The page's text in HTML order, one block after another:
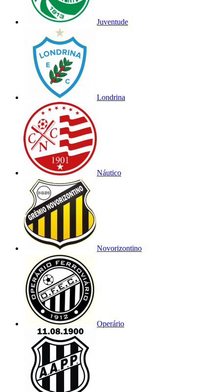
Juventude
Londrina
Náutico
Novorizontino
Operário